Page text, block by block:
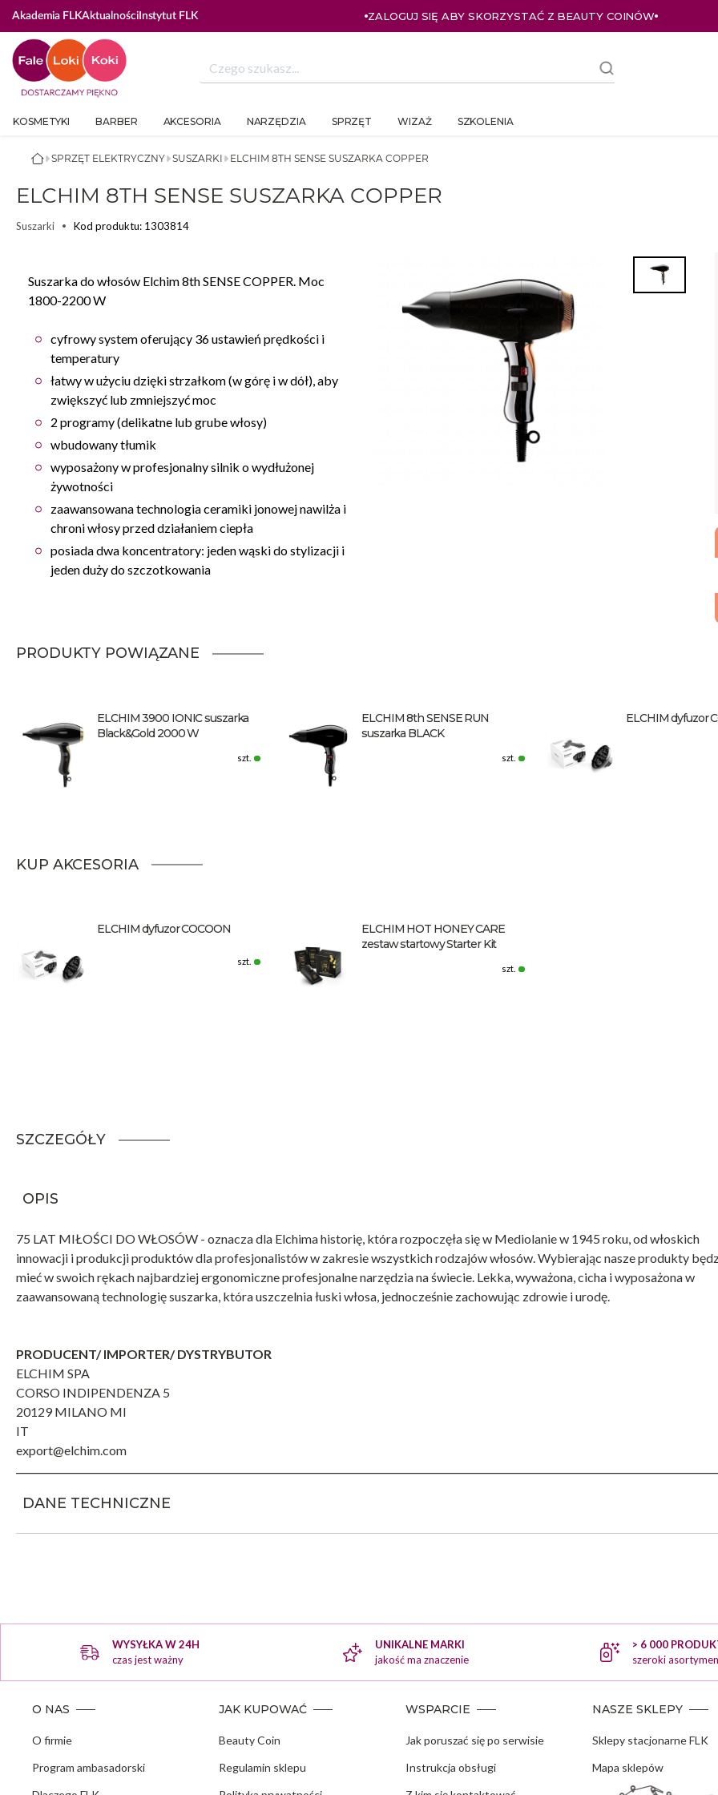
Akademia FLKAktualnościInstytut FLK ZALOGUJ SIĘ ABY SKORZYSTAĆ Z BEAUTY COINÓW
KOSMETYKI BARBER AKCESORIA NARZĘDZIA SPRZĘT WIZAŻ SZKOLENIA
ELCHIM 8TH SENSE SUSZARKA COPPER
SUSZARKI
SPRZĘT ELEKTRYCZNY
ELCHIM 8TH SENSE SUSZARKA COPPER
Suszarki Kod produktu: 1303814
Suszarka do włosów Elchim 8th SENSE COPPER. Moc
1800-2200 W
cyfrowy system oferujący 36 ustawień prędkości i
temperatury
łatwy w użyciu dzięki strzałkom (w górę i w dół), aby
zwiększyć lub zmniejszyć moc
2 programy (delikatne lub grube włosy)
wbudowany tłumik
wyposażony w profesjonalny silnik o wydłużonej
żywotności
zaawansowana technologia ceramiki jonowej nawilża i
chroni włosy przed działaniem ciepła
posiada dwa koncentratory: jeden wąski do stylizacji i
jeden duży do szczotkowania
PRODUKTY POWIĄZANE
ELCHIM 3900 IONIC suszarka
Black&Gold 2000 W
szt.
ELCHIM 8th SENSE RUN
suszarka BLACK
szt.
ELCHIM
KUP AKCESORIA
ELCHIM dyfuzor COCOON
szt.
ELCHIM HOT HONEY CARE
zestaw startowy Starter Kit
szt.
SZCZEGÓŁY
OPIS
75 LAT MIŁOŚCI DO WŁOSÓW - oznacza dla Elchima historię, która rozpoczęła się w Mediolanie w 1945 roku, od włoskich
innowacji i produkcji produktów dla profesjonalistów w zakresie wszystkich rodzajów włosów. Wybierając nasze produkty
mieć w swoich rękach najbardziej ergonomiczne profesjonalne narzędzia na świecie. Lekka, wyważona, cicha i wyposażona w
zaawansowaną technologię suszarka, która uszczelnia łuski włosa, jednocześnie zachowując zdrowie i urodę.
PRODUCENT/ IMPORTER/ DYSTRYBUTOR
ELCHIM SPA
CORSO INDIPENDENZA 5
20129 MILANO MI
IT
export@elchim.com
DANE TECHNICZNE
WYSYŁKA W 24H
czas jest ważny
UNIKALNE MARKI
jakość ma znaczenie
> 6 000
szeroki
O NAS
O firmie
Program ambasadorski
JAK KUPOWAĆ
Beauty Coin
Regulamin sklepu
WSPARCIE
Jak poruszać się po serwisie
Instrukcja obsługi
NASZE SKLEPY
Sklepy stacjonarne FLK
Mapa sklepów